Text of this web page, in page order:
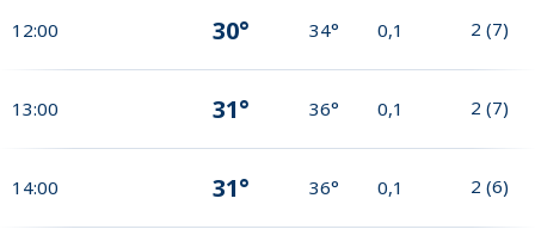
12:00 30° 34° 0,1 2 (7)
13:00 31° 36° 0,1 2 (7)
14:00 31° 36° 0,1 2 (6)